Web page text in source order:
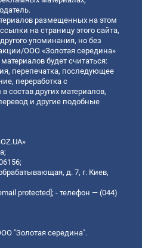
размещенных на этом
на страницу этого сайта,
упоминания, но без
ООО «Золотая середина»
будет считаться:
перепечатка, последующее
переработка с
состав других материалов,
и другие подобные
д. 7, г. Киев,
protected] ; - телефон — (044)
"Золотая середина".